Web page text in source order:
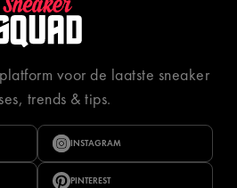
voor de laatste sneaker
trends & tips.
INSTAGRAM
PINTEREST